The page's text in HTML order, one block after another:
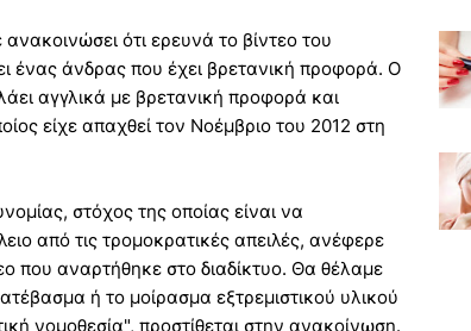
ότι ερευνά το βίντεο του
ένας άνδρας που έχει βρετανική προφορά. Ο
αγγλικά με βρετανική προφορά και
είχε απαχθεί τον Νοέμβριο του 2012 στη
στόχος της οποίας είναι να
από τις τρομοκρατικές απειλές, ανέφερε
που αναρτήθηκε στο διαδίκτυο. Θα θέλαμε
ή το μοίρασμα εξτρεμιστικού υλικού
νομοθεσία", προστίθεται στην ανακοίνωση.